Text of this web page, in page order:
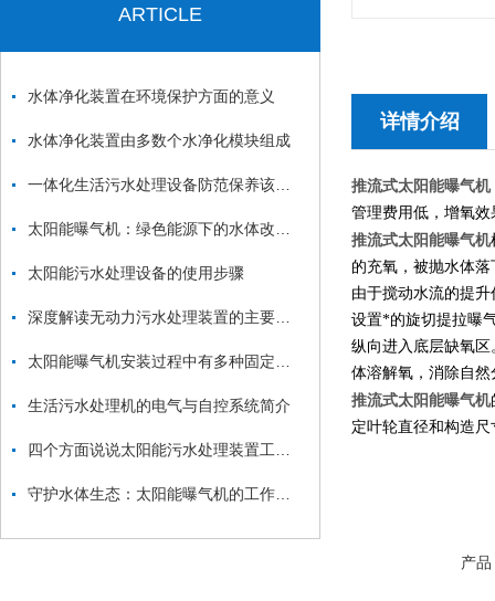
ARTICLE
水体净化装置在环境保护方面的意义
水体净化装置由多数个水净化模块组成
太阳能污水处理设备的使用步骤
生活污水处理机的电气与自控系统简介
详情介绍
推流式太阳能曝气机
管理费用低，增氧
推流式太阳能曝气机
的充氧，被抛水体
由于搅动水流的提
设置*的旋切提拉曝
纵向进入底层缺氧
体溶解氧，消除自
推流式太阳能曝气机
定叶轮直径和构造
产品